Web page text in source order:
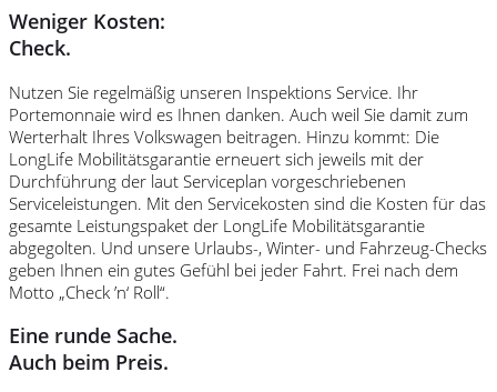
Weniger Kosten:
Check.
Nutzen Sie regelmäßig unseren Inspektions Service. Ihr
Portemonnaie wird es Ihnen danken. Auch weil Sie damit zum
Werterhalt Ihres Volkswagen beitragen. Hinzu kommt: Die
LongLife Mobilitätsgarantie erneuert sich jeweils mit der
Durchführung der laut Serviceplan vorgeschriebenen
Serviceleistungen. Mit den Servicekosten sind die Kosten für das
gesamte Leistungspaket der LongLife Mobilitätsgarantie
abgegolten. Und unsere Urlaubs-, Winter- und Fahrzeug-Checks
geben Ihnen ein gutes Gefühl bei jeder Fahrt. Frei nach dem
Motto „Check ’n‘ Roll“.
Eine runde Sache.
Auch beim Preis.